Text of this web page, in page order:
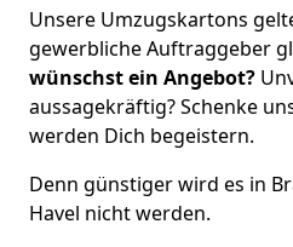
Unsere Umzugskartons
gewerbliche Auftraggeber
wünschst ein Angebot?
aussagekräftig? Schenke
werden Dich begeistern.
Denn günstiger wird es in
Havel nicht werden.